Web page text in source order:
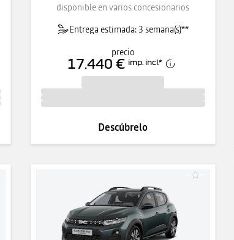
disponible en varios concesionarios
Entrega estimada: 3 semana(s)**
precio
17.440 € imp. incl.*
Descúbrelo